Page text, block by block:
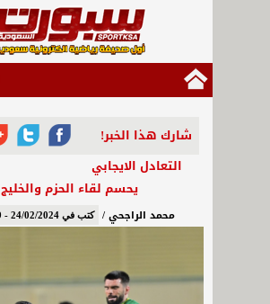
شارك هذا الخبر!
التعادل الايجابي
يحسم لقاء الحزم والخليج
محمد الراجحي / كتب في 24/02/2024 - 10:09 م